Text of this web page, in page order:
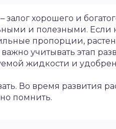
хорошего и
и полезными. Если
пропорции,
учитывать этап
жидкости и
Во время развития
помнить.